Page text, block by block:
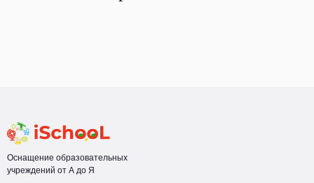
Оснащение образовательных
учреждений от А до Я